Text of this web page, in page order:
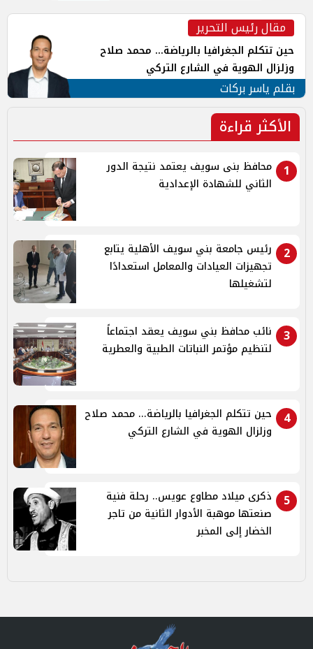
مقال رئيس التحرير
حين تتكلم الجغرافيا بالرياضة... محمد صلاح
وزلزال الهوية في الشارع التركي
بقلم ياسر بركات
الأكثر قراءة
1
محافظ بنى سويف يعتمد نتيجة الدور
الثاني للشهادة الإعدادية
2
رئيس جامعة بني سويف الأهلية يتابع
تجهيزات العيادات والمعامل استعدادًا
لتشغيلها
3
نائب محافظ بني سويف يعقد اجتماعاً
لتنظيم مؤتمر النباتات الطبية والعطرية
4
حين تتكلم الجغرافيا بالرياضة... محمد صلاح
وزلزال الهوية في الشارع التركي
5
ذكرى ميلاد مطاوع عويس.. رحلة فنية
صنعتها موهبة الأدوار الثانية من تاجر
الخضار إلى المخبر